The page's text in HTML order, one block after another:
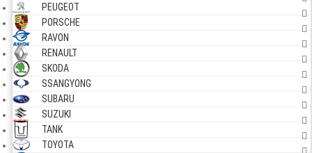
PEUGEOT
PORSCHE
RAVON
RENAULT
SKODA
SSANGYONG
SUBARU
SUZUKI
TANK
TOYOTA